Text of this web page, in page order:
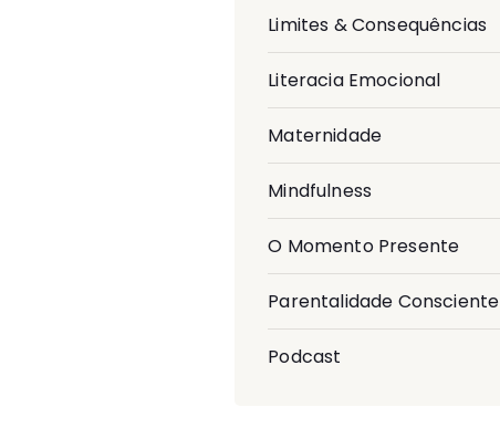
Limites & Consequências
Literacia Emocional
Maternidade
Mindfulness
O Momento Presente
Parentalidade Consciente
Podcast